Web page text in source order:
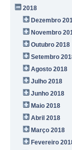
2018
Dezembro
Novembro
Outubro 2018
Setembro
Agosto 2018
Julho 2018
Junho 2018
Maio 2018
Abril 2018
Março 2018
Fevereiro